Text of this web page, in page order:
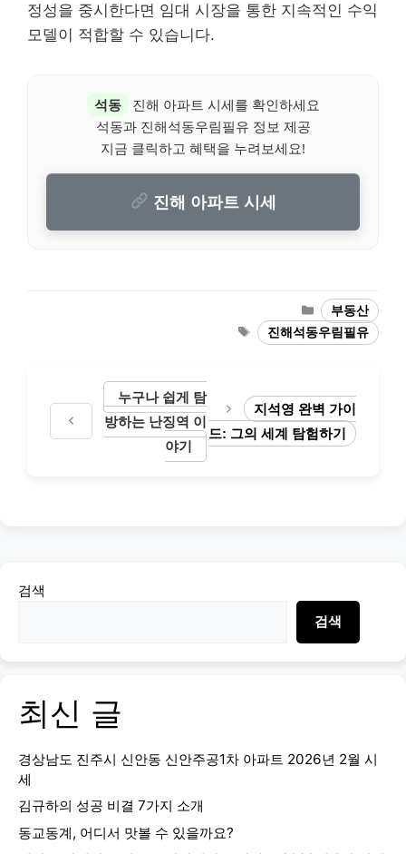
정성을 중시한다면 임대 시장을 통한 지속적인 수익
모델이 적합할 수 있습니다.
석동
진해 아파트 시세를 확인하세요
석동과 진해석동우림필유 정보 제공
지금 클릭하고 혜택을 누려보세요!
진해 아파트 시세
Categories
부동산
Tags진해석동우림필유
누구나 쉽게 탐
방하는 난징역 이
야기
지석영 완벽 가이
드: 그의 세계 탐험하기
검색
검색
최신 글
경상남도 진주시 신안동 신안주공1차 아파트 2026년 2월 시
세
김규하의 성공 비결 7가지 소개
동교동계, 어디서 맛볼 수 있을까요?